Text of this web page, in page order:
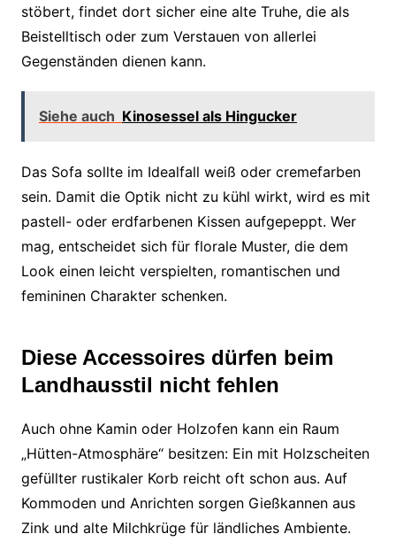
stöbert, findet dort sicher eine alte Truhe, die als
Beistelltisch oder zum Verstauen von allerlei
Gegenständen dienen kann.
Siehe auch Kinosessel als Hingucker
Das Sofa sollte im Idealfall weiß oder cremefarben
sein. Damit die Optik nicht zu kühl wirkt, wird es mit
pastell- oder erdfarbenen Kissen aufgepeppt. Wer
mag, entscheidet sich für florale Muster, die dem
Look einen leicht verspielten, romantischen und
femininen Charakter schenken.
Diese Accessoires dürfen beim
Landhausstil nicht fehlen
Auch ohne Kamin oder Holzofen kann ein Raum
„Hütten-Atmosphäre“ besitzen: Ein mit Holzscheiten
gefüllter rustikaler Korb reicht oft schon aus. Auf
Kommoden und Anrichten sorgen Gießkannen aus
Zink und alte Milchkrüge für ländliches Ambiente.